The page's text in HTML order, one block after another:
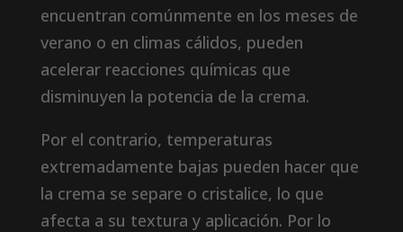
encuentran comúnmente en los meses de
verano o en climas cálidos, pueden
acelerar reacciones químicas que
disminuyen la potencia de la crema.
Por el contrario, temperaturas
extremadamente bajas pueden hacer que
la crema se separe o cristalice, lo que
afecta a su textura y aplicación. Por lo